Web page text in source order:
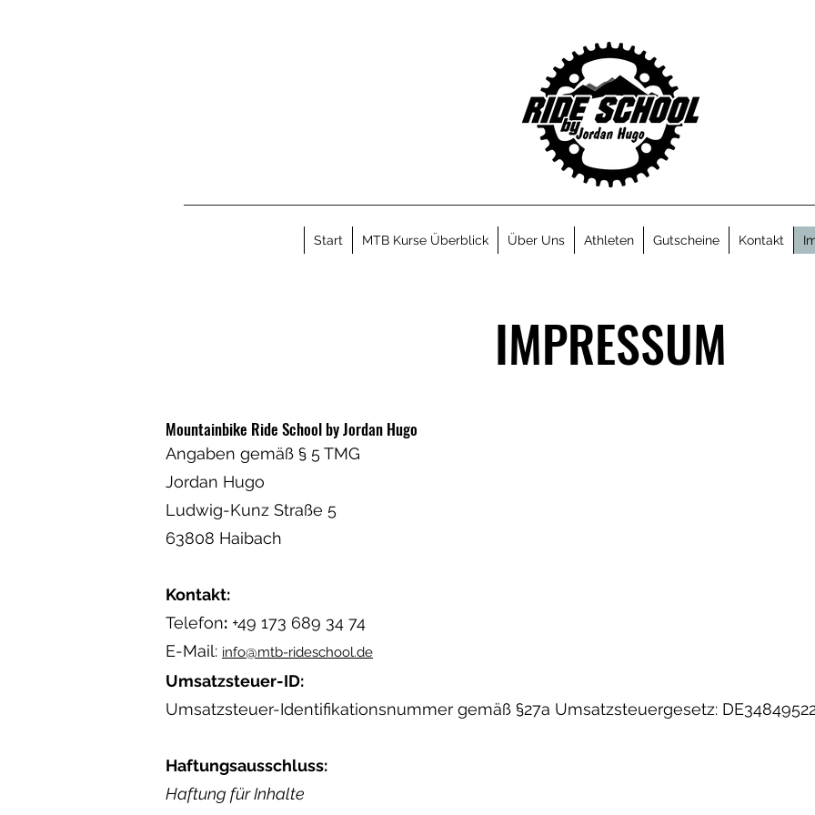
Start MTB Kurse Überblick Über Uns Athleten Gutscheine Kontakt
IMPRESSUM
Mountainbike Ride School by Jordan Hugo
Angaben gemäß § 5 TMG
Jordan Hugo
Ludwig-Kunz Straße 5
63808 Haibach
Kontakt:
Telefon: +49 173 689 34 74
E-Mail: info@mtb-rideschool.de
Umsatzsteuer-ID:
Umsatzsteuer-Identifikationsnummer gemäß §27a Umsatzsteuergesetz:
Haftungsausschluss:
Haftung für Inhalte